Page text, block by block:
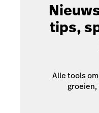
tips,
Alle tools